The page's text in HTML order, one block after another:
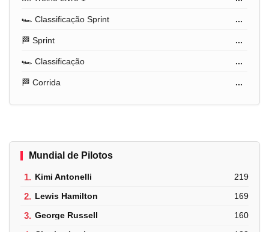
🏎️ Classificação Sprint ...
🏁 Sprint ...
🏎️ Classificação ...
🏁 Corrida ...
Mundial de Pilotos
1. Kimi Antonelli 219
2. Lewis Hamilton 169
3. George Russell 160